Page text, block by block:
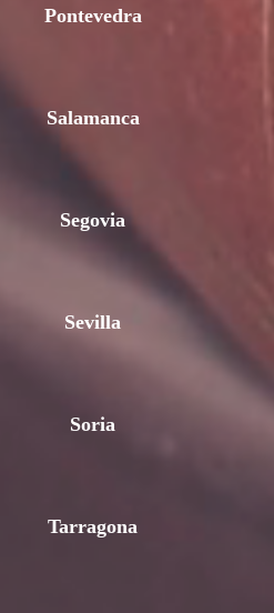
Pontevedra
Salamanca
Segovia
Sevilla
Soria
Tarragona